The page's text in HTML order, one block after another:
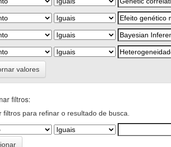
valores
filtros:
filtros para refinar o resultado de busca.